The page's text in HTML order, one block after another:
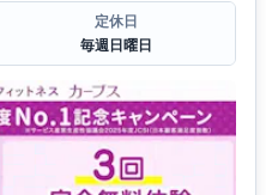
定休日
毎週日曜日